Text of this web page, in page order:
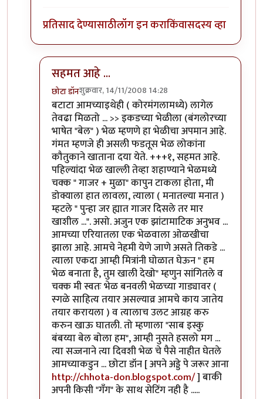
प्रतिसाद देण्यासाठीलॉग इन कराकिंवासदस्य व्हा
सहमत आहे ...
छोटा डॉनशुक्रवार, 14/11/2008 14:28
In reply toउ. बंगलोरमधे बटाटा पक्षाचे राज्य आहे.
बटाटा आमच्याइथेही ( कोरमंगलामध्ये) लागेल
तेवढा मिळतो ... >> इकडच्या भेळीला (बंगलोरच्या
भाषेत "बेल" ) भेळ म्हणणे हा भेळीचा अपमान आहे.
गंमत म्हणजे ही असली फडतूस भेळ लोकांना
कौतुकाने खाताना दया येते. +++१, सहमत आहे.
पहिल्यांदा भेळ खाल्ली तेव्हा शहाण्याने भेळमध्ये
चक्क " गाजर + मुळा" कापुन टाकला होता, मी
डोक्याला हात लावला, त्याला ( मनातल्या मनात )
म्हटले " पुन्हा जर ह्यात गाजर दिसले तर मार
खाशील ...". असो. अजुन एक झांटामाटिक अनुभव ...
आमच्या एरियातला एक भेळवाला ओळखीचा
झाला आहे. आमचे नेहमी येणे जाणे असते तिकडे ...
त्याला एकदा आम्ही मित्रांनी घोळात घेऊन " हम
भेळ बनाता है, तुम खाली देखो" म्हणुन सांगितले व
चक्क मी स्वतः भेळ बनवली भेळच्या गाड्यावर (
स्गळे साहित्य तयार असल्याव्र आमचे काय जातेय
तयार करायला ) व त्यालाच उलट आग्रह करु
करुन खाऊ घातली. तो म्हणाला "साब इस्कु
बंबय्या बेल बोला हम", आम्ही नुसते हसलो मग ...
त्या सज्जनाने त्या दिवशी भेळ चे पैसे नाहीत घेतले
आमच्याकडुन ... छोटा डॉन [ अपने अड्डे पे जरूर आना
http://chhota-don.blogspot.com/] बाकी
अपनी किसी "गँग" के साथ सेटिंग नही है .....